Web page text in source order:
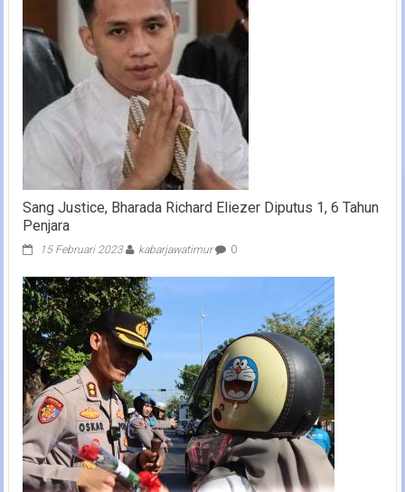
Sang Justice, Bharada Richard Eliezer Diputus 1, 6 Tahun
Penjara
15 Februari 2023 kabarjawatimur 0